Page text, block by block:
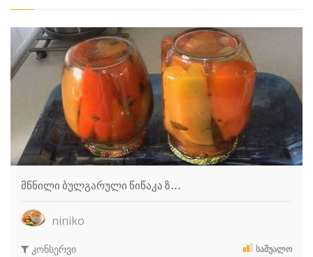
მწნილი ბულგარული წიწაკა ზ…
niniko
კონსერვი ᲡᲐᲨᲣᲐᲚᲝ